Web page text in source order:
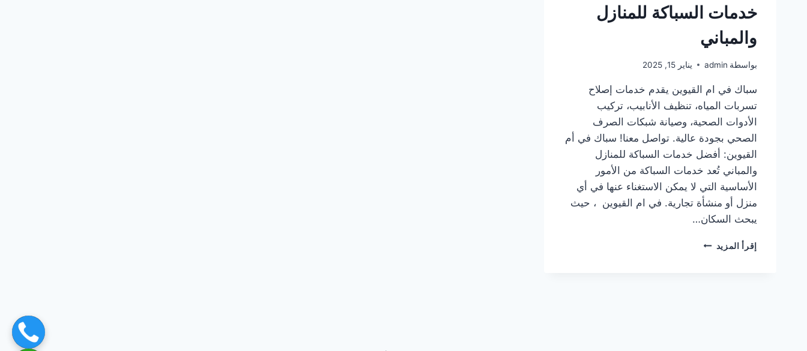
خدمات السباكة للمنازل
والمباني
بواسطة admin يناير 15, 2025
سباك في ام القيوين يقدم خدمات إصلاح
تسربات المياه، تنظيف الأنابيب، تركيب
الأدوات الصحية، وصيانة شبكات الصرف
الصحي بجودة عالية. تواصل معنا! سباك في أم
القيوين: أفضل خدمات السباكة للمنازل
والمباني تُعد خدمات السباكة من الأمور
الأساسية التي لا يمكن الاستغناء عنها في أي
منزل أو منشأة تجارية. في ام القيوين ، حيث
يبحث السكان…
إقرأ المزيد سباك